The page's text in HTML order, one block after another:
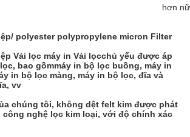
hơn
polyester polypropylene micron Filter
Vải lọc máy in Vải lọcchủ yếu được áp
bao gồmmáy in bộ lọc buồng, máy in
in bộ lọc màng, máy in bộ lọc, đĩa và
vv
chúng tôi, không dệt felt kim được phát
công nghệ lọc kim loại, với độ chính xác